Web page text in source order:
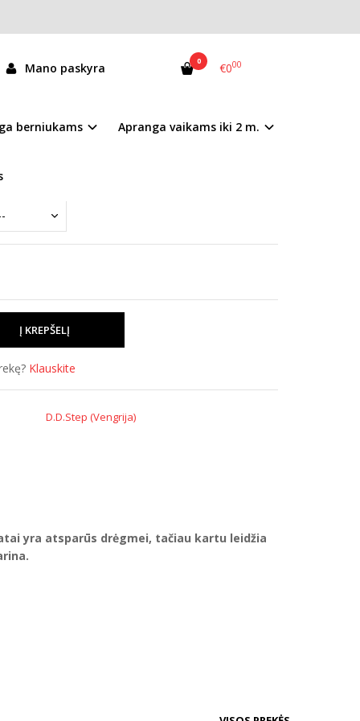
Mano paskyra 0 €000
berniukams Apranga vaikams iki 2 m.
Klauskite
D.D.Step (Vengrija)
yra atsparūs drėgmei, tačiau kartu leidžia